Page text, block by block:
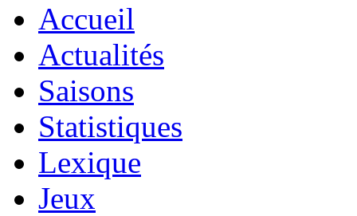
Accueil
Actualités
Saisons
Statistiques
Lexique
Jeux